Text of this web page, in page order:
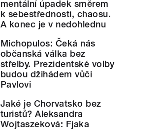
mentální úpadek směrem
k sebestřednosti, chaosu.
A konec je v nedohlednu
Michopulos: Čeká nás
občanská válka bez
střelby. Prezidentské volby
budou džihádem vůči
Pavlovi
Jaké je Chorvatsko bez
turistů? Aleksandra
Wojtaszeková: Fjaka